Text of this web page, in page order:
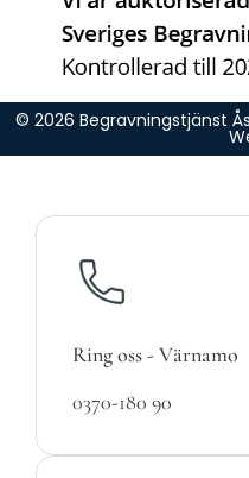
© 2026 Begravningstjänst
Ring oss - Värnamo
0370-180 90